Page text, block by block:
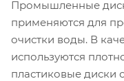
Промышленные
применяются для
очистки воды. В
используются
пластиковые диски